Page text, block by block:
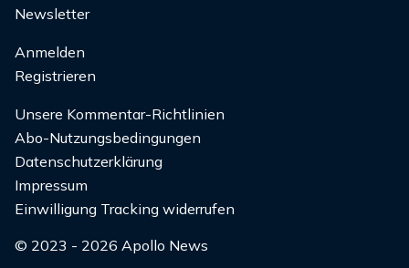
Newsletter
Anmelden
Registrieren
Unsere Kommentar-Richtlinien
Abo-Nutzungsbedingungen
Datenschutzerklärung
Impressum
Einwilligung Tracking widerrufen
© 2023 - 2026 Apollo News